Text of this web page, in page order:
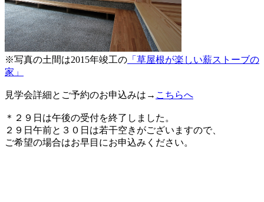
※写真の土間は2015年竣工の 「草屋根が楽しい薪ストーブの
家」
見学会詳細とご予約のお申込みは→ こちらへ
＊２９日は午後の受付を終了しました。
２９日午前と３０日は若干空きがございますので、
ご希望の場合はお早目にお申込みください。